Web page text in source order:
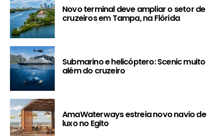
Novo terminal deve ampliar o setor de
cruzeiros em Tampa, na Flórida
Submarino e helicóptero: Scenic muito
além do cruzeiro
AmaWaterways estreia novo navio de
luxo no Egito